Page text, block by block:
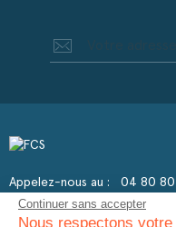
Appelez-nous au : 04 80
Continuer sans accepter
Nous respectons